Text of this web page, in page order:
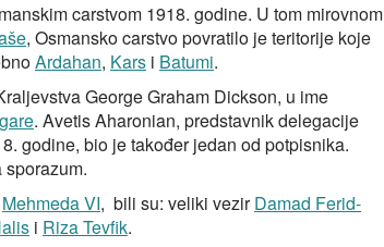
carstvom 1918. godine. U tom mirovnom
, Osmansko carstvo povratilo je teritorije koje
Ardahan, Kars i Batumi.
George Graham Dickson, u ime
. Avetis Aharonian, predstavnik delegacije
godine, bio je također jedan od potpisnika.
Mehmeda VI, bili su: veliki vezirDamad Ferid-
i Riza Tevfik.